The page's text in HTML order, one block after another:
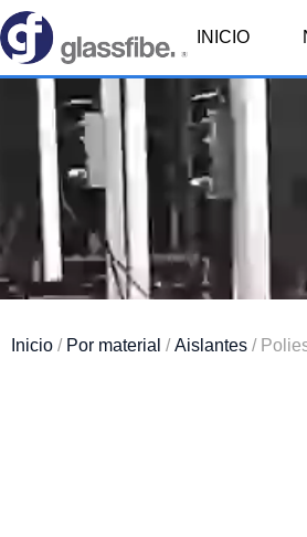
INICIO
Inicio / Por material /Aislantes /